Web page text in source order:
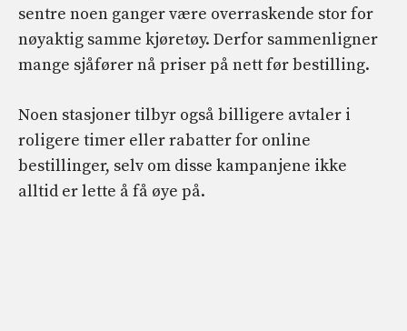
sentre noen ganger være overraskende stor for
nøyaktig samme kjøretøy. Derfor sammenligner
mange sjåfører nå priser på nett før bestilling.
Noen stasjoner tilbyr også billigere avtaler i
roligere timer eller rabatter for online
bestillinger, selv om disse kampanjene ikke
alltid er lette å få øye på.